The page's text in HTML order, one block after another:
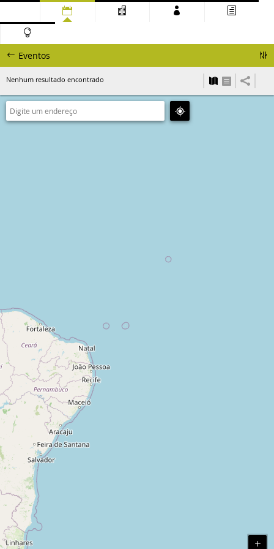
Eventos
Nenhum resultado encontrado